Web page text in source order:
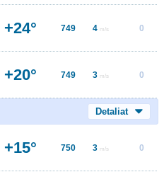
+24° 749 4 m/s 0
+20° 749 3 m/s 0
Detaliat
+15° 750 3 m/s 0